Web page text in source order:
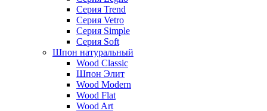
Серия Trend
Серия Vetro
Серия Simple
Серия Soft
Шпон натуральный
Wood Classic
Шпон Элит
Wood Modern
Wood Flat
Wood Art